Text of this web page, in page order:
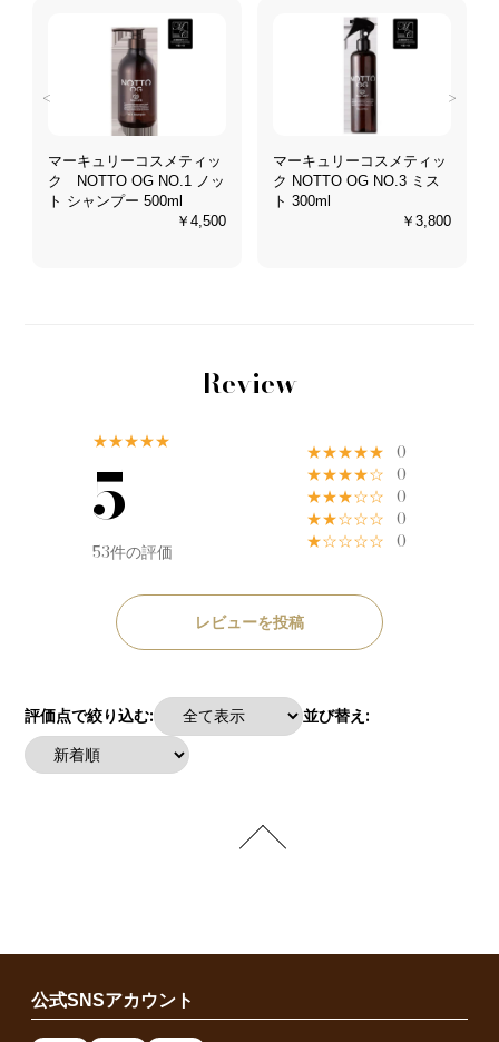
<
マーキュリーコスメティッ
ク NOTTO OG NO.1 ノッ
ト シャンプー 500ml
￥4,500
マーキュリーコスメティッ
ク NOTTO OG NO.3 ミス
ト 300ml
￥3,800
>
Review
★★★★★
5
53件の評価
★★★★★ 0
★★★★☆ 0
★★★☆☆ 0
★★☆☆☆ 0
★☆☆☆☆ 0
レビューを投稿
評価点で絞り込む: 並び替え:
公式SNSアカウント